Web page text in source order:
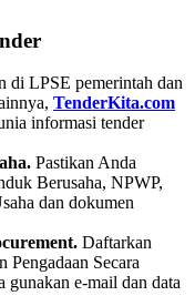
di LPSE pemerintah dan
TenderKita.com
informasi tender
Pastikan Anda
Berusaha, NPWP,
dan dokumen
Daftarkan
Pengadaan Secara
gunakan e-mail dan data